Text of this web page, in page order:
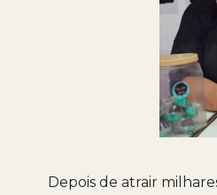
Depois de atrair